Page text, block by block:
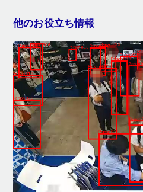
他のお役立ち情報